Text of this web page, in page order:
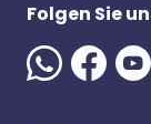
Folgen Sie